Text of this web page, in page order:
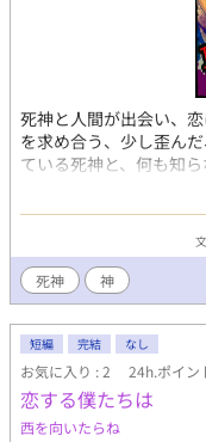
死神と人間が出会い、
を求め合う、少し歪ん
ている死神と、何も知
年の想いを募らせ、顔
言いたい。 「好き」と
人」になりたい。 登場
かげ そら》 神櫂 月谷
みこと》 八雲 虹華 《や
死神 神
短編 完結 なし
お気に入り : 2 24h.ポイン
恋する僕たちは
西を向いたらね